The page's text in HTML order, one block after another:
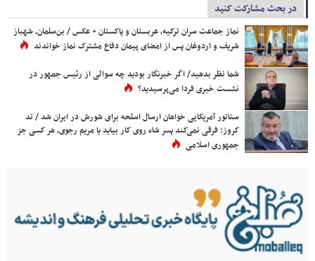
در بحث مشارکت کنید
نماز جماعت سران ترکیه، عربستان و پاکستان + عکس / بن‌سلمان، شهباز
شریف و اردوغان پس از امضای پیمان دفاع مشترک نماز خواندند
شما نظر بدهید/ اگر خبرنگار بودید چه سوالی از رئیس جمهور در
نشست خبری فردا می‌پرسیدید؟
سناتور آمریکایی خواهان ارسال اسلحه برای شورش در ایران شد / تد
کروز: فرقی نمی‌کند پسر شاه روی کار بیاید یا مریم رجوی، هر کسی جز
جمهوری اسلامی